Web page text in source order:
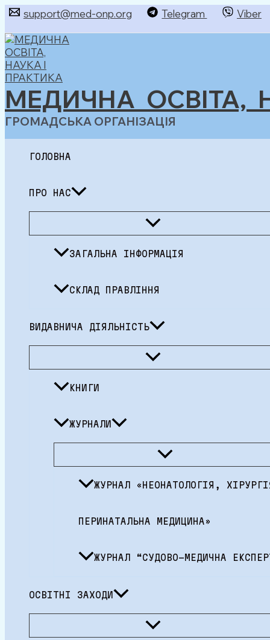
Перейти
вмісту
support@med-onp.org Telegram Viber
МЕДИЧНА ОСВІТА,
ГРОМАДСЬКА ОРГАНІЗАЦІЯ
ГОЛОВНА
ПРО НАС
Перемикач
меню
ЗАГАЛЬНА ІНФОРМАЦІЯ
СКЛАД ПРАВЛІННЯ
ВИДАВНИЧА ДІЯЛЬНІСТЬ
Перемикач
меню
КНИГИ
ЖУРНАЛИ
Перемикач
меню
ЖУРНАЛ «НЕОНАТОЛОГІЯ,
ПЕРИНАТАЛЬНА МЕДИЦИНА»
ЖУРНАЛ “СУДОВО-МЕДИЧНА
ОСВІТНІ ЗАХОДИ
Перемикач
меню